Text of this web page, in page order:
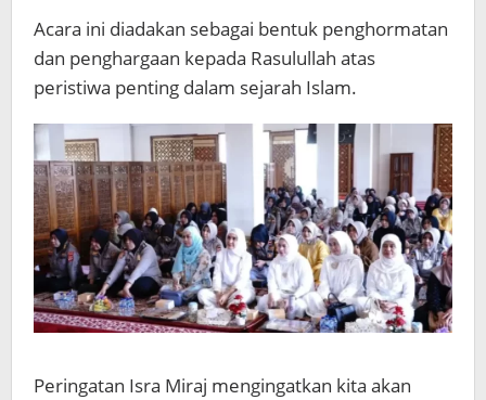
Acara ini diadakan sebagai bentuk penghormatan
dan penghargaan kepada Rasulullah atas
peristiwa penting dalam sejarah Islam.
Peringatan Isra Miraj mengingatkan kita akan